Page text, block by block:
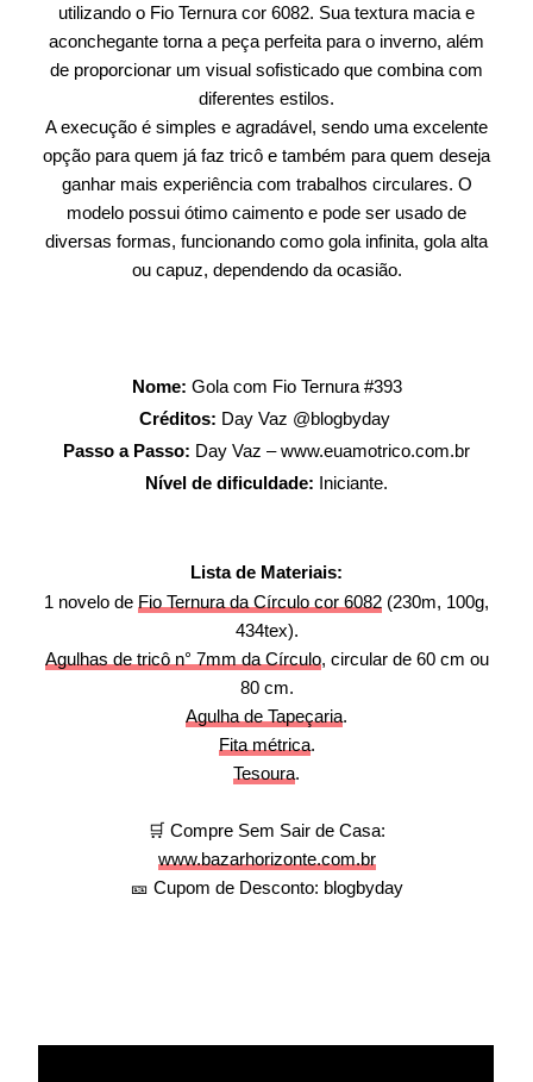
utilizando o Fio Ternura cor 6082. Sua textura macia e
aconchegante torna a peça perfeita para o inverno, além
de proporcionar um visual sofisticado que combina com
diferentes estilos.
A execução é simples e agradável, sendo uma excelente
opção para quem já faz tricô e também para quem deseja
ganhar mais experiência com trabalhos circulares. O
modelo possui ótimo caimento e pode ser usado de
diversas formas, funcionando como gola infinita, gola alta
ou capuz, dependendo da ocasião.
Nome: Gola com Fio Ternura #393
Créditos: Day Vaz @blogbyday
Passo a Passo: Day Vaz – www.euamotrico.com.br
Nível de dificuldade: Iniciante.
Lista de Materiais:
1 novelo de Fio Ternura da Círculo cor 6082 (230m, 100g,
434tex).
Agulhas de tricô n° 7mm da Círculo, circular de 60 cm ou
80 cm.
Agulha de Tapeçaria.
Fita métrica.
Tesoura.
🛒 Compre Sem Sair de Casa:
www.bazarhorizonte.com.br
🎫 Cupom de Desconto: blogbyday